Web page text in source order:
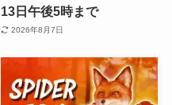
13日午後5時まで
2026年8月7日